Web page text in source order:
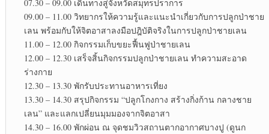
07.30 – 09.00 เดินทางสู่จังหวัดสมุทรปราการ
09.00 – 11.00 วิทยากรให้ความรู้และแนะนำเกี่ยวกับการปลูกป่าชาย
เลน พร้อมกับให้จิตอาสาลงมือปฎิบัติจริงในการปลูกป่าชายเลน
11.00 – 12.00 กิจกรรมเก็บขยะฟื้นฟูป่าชายเลน
12.00 – 12.30 เสร็จสิ้นกิจกรรมปลูกป่าชายเลน ทำความสะอาด
ร่างกาย
12.30 – 13.30 พักรับประทานอาหารเที่ยง
13.30 – 14.30 สรุปกิจกรรม “ปลูกโกงกาง สร้างกิ่งก้าน กลางชาย
เลน” และแลกเปลี่ยนมุมมองจากจิตอาสา
14.30 – 16.00 พักผ่อน ณ จุดชมวิวสถานตากอากาศบางปู (ดูนก